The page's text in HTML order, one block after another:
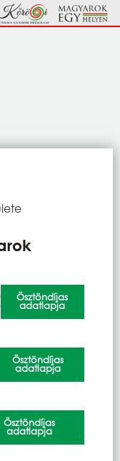
Ösztöndíjas
adatlapja
Ösztöndíjas
adatlapja
Ösztöndíjas
adatlapja